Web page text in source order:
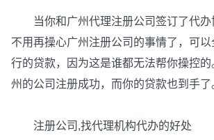
当你和广州代理注册公司签订了代办
不用再操心广州注册公司的事情了，可
行的贷款，因为这是谁都无法帮你操控
州的公司注册成功，而你的贷款也到手了
注册公司,找代理机构代办的好处